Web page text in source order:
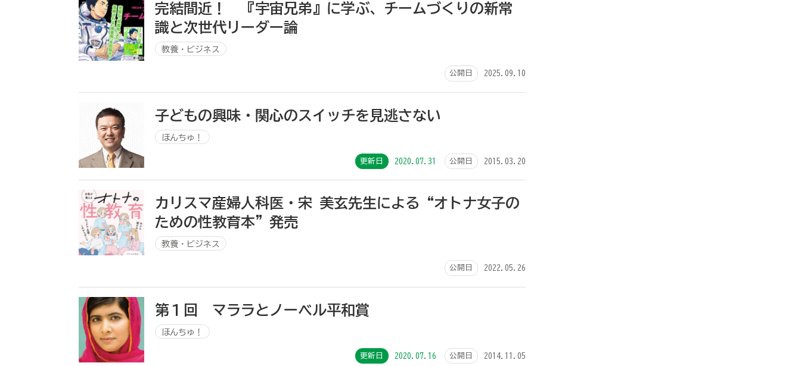
完結間近！ 『宇宙兄弟』に学ぶ、チームづくりの新常
識と次世代リーダー論
教養・ビジネス
公開日 2025.09.10
子どもの興味・関心のスイッチを見逃さない
ほんちゅ！
更新日 2020.07.31 公開日 2015.03.20
カリスマ産婦人科医・宋 美玄先生による“オトナ女子の
ための性教育本”発売
教養・ビジネス
公開日 2022.05.26
第１回 マララとノーベル平和賞
ほんちゅ！
更新日 2020.07.16 公開日 2014.11.05